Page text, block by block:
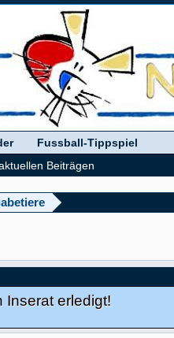
Inserat erledigt!
Beiträgen
Fussball-Tippspiel